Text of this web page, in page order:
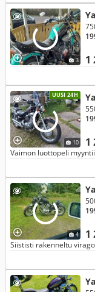
3 1
UUSI 24H
10 1
Vaimon luottopeli
4 1
Siististi rakenneltu